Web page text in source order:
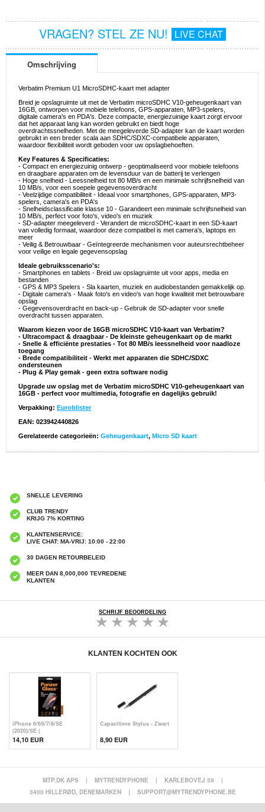
VRAGEN? STEL ZE NU! LIVE CHAT
Omschrijving
Verbatim Premium U1 MicroSDHC-kaart met adapter
Breid je opslagruimte uit met de Verbatim microSDHC V10-geheugenkaart van
16GB, ontworpen voor mobiele telefoons, GPS-apparaten, MP3-spelers,
digitale camera's en PDA's. Deze compacte, energiezuinige kaart zorgt ervoor
dat het apparaat lang kan worden gebruikt en biedt hoge
overdrachtssnelheden. Met de meegeleverde SD-adapter kan de kaart worden
gebruikt in een breder scala aan SDHC/SDXC-compatibele apparaten,
waardoor flexibiliteit wordt geboden voor uw opslagbehoeften.
Key Features & Specificaties:
- Compact en energiezuinig ontwerp - geoptimaliseerd voor mobiele telefoons
en draagbare apparaten om de levensduur van de batterij te verlengen
- Hoge snelheid - Leessnelheid tot 80 MB/s en een minimale schrijfsnelheid van
10 MB/s, voor een soepele gegevensoverdracht
- Veelzijdige compatibiliteit - Ideaal voor smartphones, GPS-apparaten, MP3-
spelers, camera's en PDA's
- Snelheidsclassificatie klasse 10 - Garandeert een minimale schrijfsnelheid van
10 MB/s, perfect voor foto's, video's en muziek
- SD-adapter meegeleverd - Verandert de microSDHC-kaart in een SD-kaart
van volledig formaat, waardoor deze compatibel is met camera's, laptops en
meer
- Veilig & Betrouwbaar - Geïntegreerde mechanismen voor auteursrechtbeheer
voor veilige en legale gegevensopslag
Ideale gebruiksscenario's:
- Smartphones en tablets - Breid uw opslagruimte uit voor apps, media en
bestanden
- GPS & MP3 Spelers - Sla kaarten, muziek en audiobestanden gemakkelijk op.
- Digitale camera's - Maak foto's en video's van hoge kwaliteit met betrouwbare
opslag
- Gegevensoverdracht en back-up - Gebruik de SD-adapter voor snelle
overdracht tussen apparaten.
Waarom kiezen voor de 16GB microSDHC V10-kaart van Verbatim?
- Ultracompact & draagbaar - De kleinste geheugenkaart op de markt
- Snelle & efficiënte prestaties - Tot 80 MB/s leessnelheid voor naadloze
toegang
- Brede compatibiliteit - Werkt met apparaten die SDHC/SDXC
ondersteunen
- Plug & Play gemak - geen extra software nodig
Upgrade uw opslag met de Verbatim microSDHC V10-geheugenkaart van
16GB - perfect voor multimedia, fotografie en dagelijks gebruik!
Verpakking: Euroblister
EAN: 023942440826
Gerelateerde categorieën: Geheugenkaart, Micro SD kaart
SNELLE LEVERING
CLUB TRENDY
KRIJG 7% KORTING
KLANTENSERVICE:
LIVE CHAT: MA-VRIJ: 10:00 - 22:00
30 DAGEN RETOURBELEID
MEER DAN 8,000,000 TEVREDENE
KLANTEN
SCHRIJF BEOORDELING
KLANTEN KOCHTEN OOK
iPhone 6/6S/7/8/SE
(2020)/SE (
14,10 EUR
Capacitieve Stylus - Zwart
8,90 EUR
MTP.DK APS | MYTRENDYPHONE | KARLEBOVEJ 59
|
3400 HILLERØD, DENEMARKEN
| SUPPORT@MYTRENDYPHONE.BE